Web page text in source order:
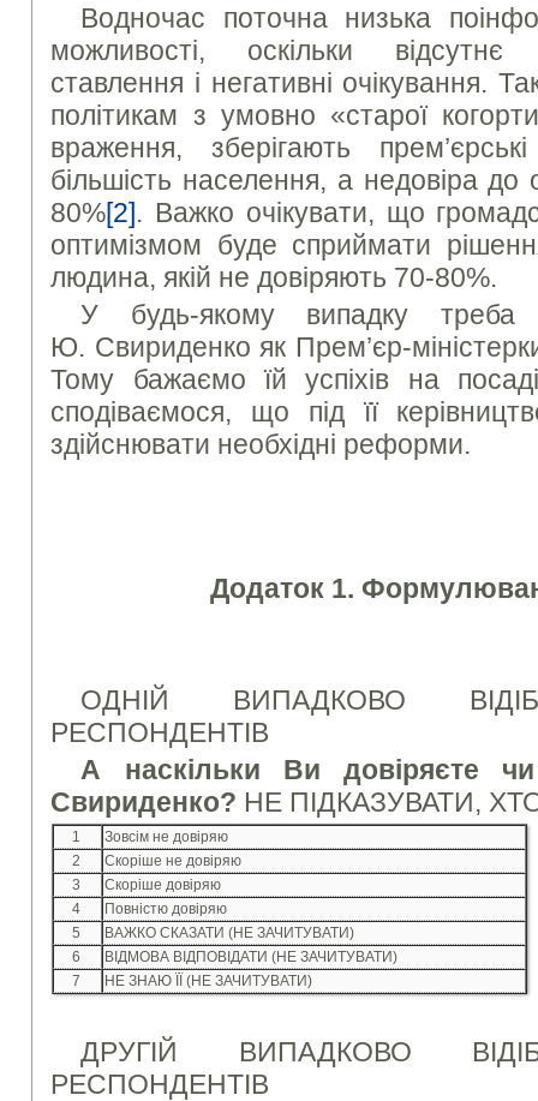
Водночас поточна низька
можливості, оскільки відсутнє
ставлення і негативні очікування.
політикам з умовно «старої
враження, зберігають
більшість населення, а недовіра
80%[2]. Важко очікувати, що
оптимізмом буде сприймати
людина, якій не довіряють 70-80%.
У будь-якому випадку треба
Ю. Свириденко як Прем’єр-
Тому бажаємо їй успіхів на
сподіваємося, що під її
здійснювати необхідні реформи.
Додаток 1.
ОДНІЙ ВИПАДКОВО
РЕСПОНДЕНТІВ
А наскільки Ви довіряєте
Свириденко? НЕ ПІДКАЗУВАТИ,
1
Зовсім не довіряю
2
Скоріше не довіряю
3
Скоріше довіряю
4
Повністю довіряю
5
ВАЖКО СКАЗАТИ (НЕ ЗАЧИТУВАТИ)
6
ВІДМОВА ВІДПОВІДАТИ (НЕ ЗАЧИТУВАТИ)
7
НЕ ЗНАЮ ЇЇ (НЕ ЗАЧИТУВАТИ)
ДРУГІЙ ВИПАДКОВО
РЕСПОНДЕНТІВ